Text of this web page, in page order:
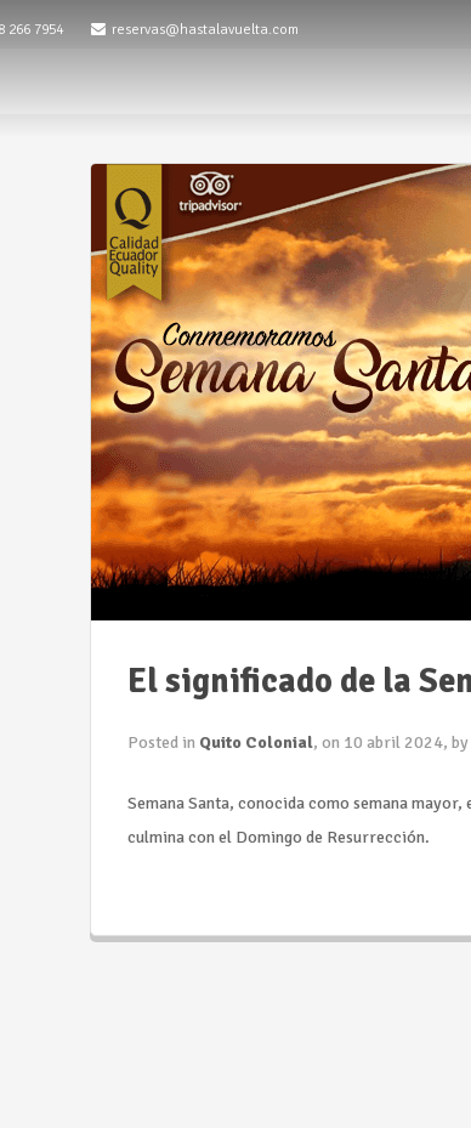
266 7954 reservas@hastalavuelta.com
El significado de la
Posted in Quito Colonial, on 10 abril 2024, by
Semana Santa, conocida como semana
culmina con el Domingo de Resurrección.